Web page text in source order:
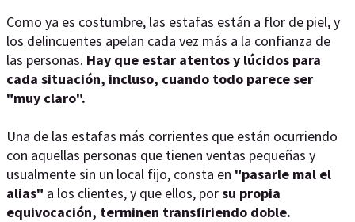
Como ya es costumbre, las estafas están a flor de piel, y
los delincuentes apelan cada vez más a la confianza de
las personas. Hay que estar atentos y lúcidos para
cada situación, incluso, cuando todo parece ser
"muy claro".
Una de las estafas más corrientes que están ocurriendo
con aquellas personas que tienen ventas pequeñas y
usualmente sin un local fijo, consta en "pasarle mal el
alias" a los clientes, y que ellos, porsu propia
equivocación, terminen transfiriendo doble.